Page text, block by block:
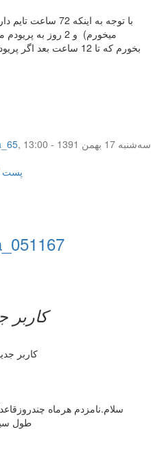
با توجه به اینکه
میخورم) و 2 روز
بخورم که تا 12 ساعت بعد اگر پریود شدم بعدیش رو نخورم دیگه؟
,
سه‌شنبه 17 بهمن 1391 - 13:00
پست #
کاربر
سلام.نامزدم هرماه
طول سیکل